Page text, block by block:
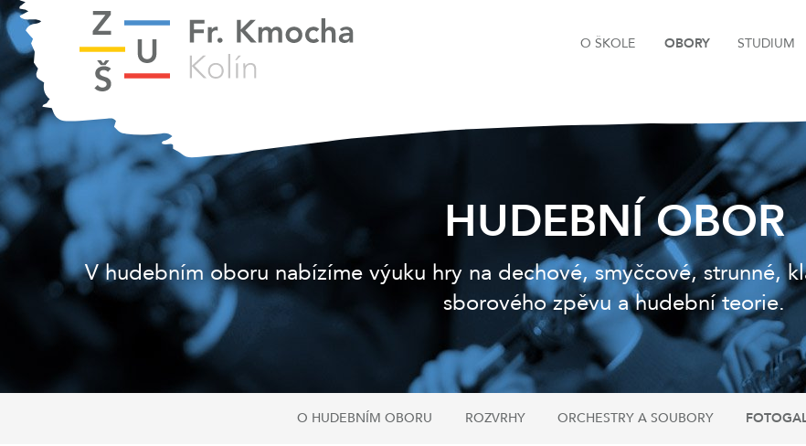
O ŠKOLE OBORY STUDIUM
HUDEBNÍ OBOR
V hudebním oboru nabízíme výuku hry na dechové, smyčcové, strunné,
sborového zpěvu a hudební teorie.
O HUDEBNÍM OBORU ROZVRHY ORCHESTRY A SOUBORY